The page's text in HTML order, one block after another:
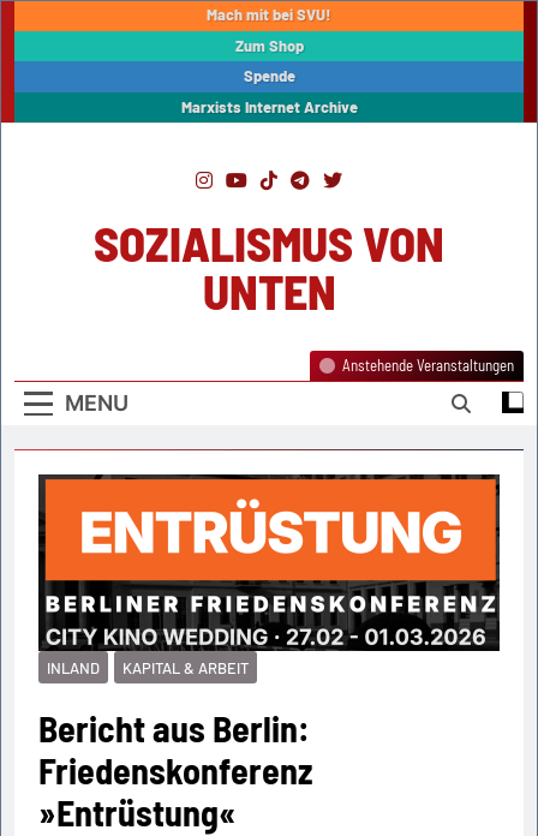
Mach mit bei SVU!
Zum Shop
Spende
Marxists Internet Archive
SOZIALISMUS VON
UNTEN
MENU
Anstehende Veranstaltungen
INLAND KAPITAL & ARBEIT
Bericht aus Berlin:
Friedenskonferenz
»Entrüstung«